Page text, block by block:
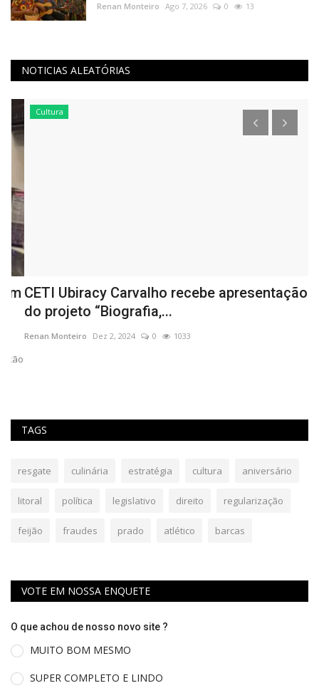
Renan Monteiro Ago 7, 2026 0 13
NOTICIAS ALEATÓRIAS
Cultura
CETI Ubiracy Carvalho recebe apresentação
do projeto “Biografia,...
Renan Monteiro Dez 2, 2024 0 1033
TAGS
resgate culinária estratégia cultura aniversário
litoral política legislativo direito regularização
feijão fraudes prado atlético barcas
VOTE EM NOSSA ENQUETE
O que achou de nosso novo site ?
MUITO BOM MESMO
SUPER COMPLETO E LINDO